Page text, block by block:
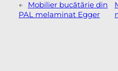
←
Mobilier bucătărie din
PAL melaminat Egger